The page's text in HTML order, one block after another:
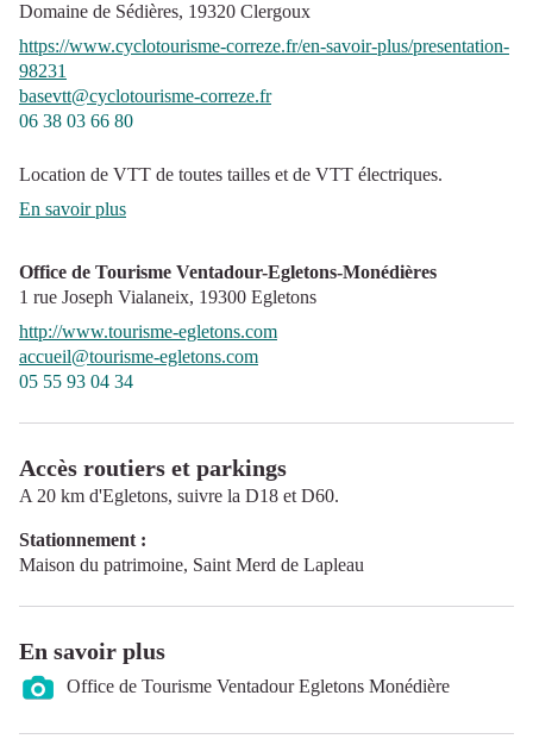
Domaine de Sédières, 19320 Clergoux
https://www.cyclotourisme-correze.fr/en-savoir-plus/presentation-
98231
basevtt@cyclotourisme-correze.fr
06 38 03 66 80
Location de VTT de toutes tailles et de VTT électriques.
En savoir plus
Office de Tourisme Ventadour-Egletons-Monédières
1 rue Joseph Vialaneix, 19300 Egletons
http://www.tourisme-egletons.com
accueil@tourisme-egletons.com
05 55 93 04 34
Accès routiers et parkings
A 20 km d'Egletons, suivre la D18 et D60.
Stationnement :
Maison du patrimoine, Saint Merd de Lapleau
En savoir plus
Office de Tourisme Ventadour Egletons Monédière